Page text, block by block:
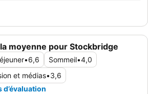
moyenne pour Stockbridge
•6,6 Sommeil•4,0
et médias•3,6